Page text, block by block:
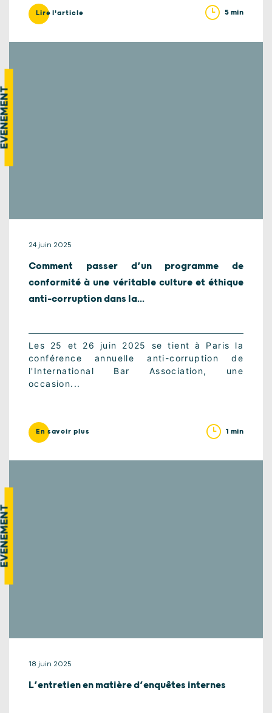
Lire l'article 5 min
24 juin 2025
Comment passer d’un programme de
conformité à une véritable culture et éthique
anti-corruption dans la...
Les 25 et 26 juin 2025 se tient à Paris la
conférence annuelle anti-corruption de
l'International Bar Association, une
occasion...
En savoir plus 1 min
18 juin 2025
L’entretien en matière d’enquêtes internes